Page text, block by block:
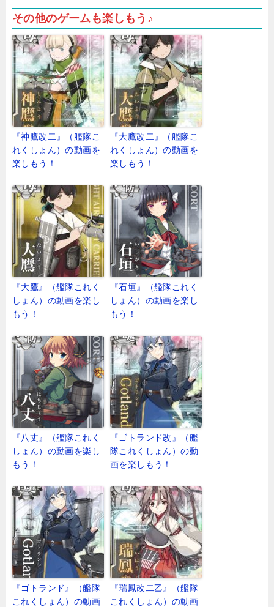
その他のゲームも楽しもう♪
『神鷹改二』（艦隊こ
れくしょん）の動画を
楽しもう！
『大鷹改二』（艦隊こ
れくしょん）の動画を
楽しもう！
『大鷹』（艦隊これく
しょん）の動画を楽し
もう！
『石垣』（艦隊これく
しょん）の動画を楽し
もう！
『八丈』（艦隊これく
しょん）の動画を楽し
もう！
『ゴトランド改』（艦
隊これくしょん）の動
画を楽しもう！
『ゴトランド』（艦隊
これくしょん）の動画
『瑞鳳改二乙』（艦隊
これくしょん）の動画